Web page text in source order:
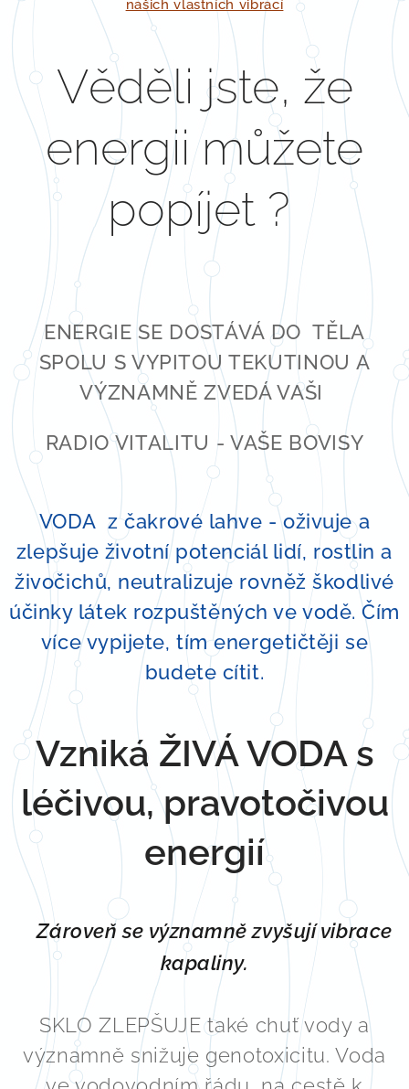
našich vlastních vibrací
Věděli jste, že
energii můžete
popíjet ?
ENERGIE SE DOSTÁVÁ DO TĚLA
SPOLU S VYPITOU TEKUTINOU A
VÝZNAMNĚ ZVEDÁ VAŠI
RADIO VITALITU - VAŠE BOVISY
VODA z čakrové lahve - oživuje a
zlepšuje životní potenciál lidí, rostlin a
živočichů, neutralizuje rovněž škodlivé
účinky látek rozpuštěných ve vodě. Čím
více vypijete, tím energetičtěji se
budete cítit.
Vzniká ŽIVÁ VODA s
léčivou, pravotočivou
energií
Zároveň se významně zvyšují vibrace
kapaliny.
SKLO ZLEPŠUJE také chuť vody a
významně snižuje genotoxicitu. Voda